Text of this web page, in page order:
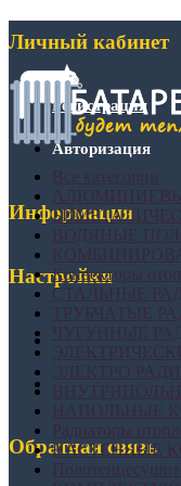
Личный кабинет
Регистрация
Авторизация
Информация
Настройки
Обратная связь
Конвекторы
СТАЛЬНЫЕ
НАСТЕННЫЕ